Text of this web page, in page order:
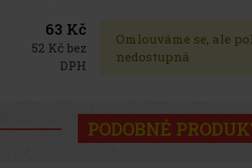
63 Kč
52 Kč bez
DPH
Omlouváme se, ale
nedostupná
PODOBNÉ